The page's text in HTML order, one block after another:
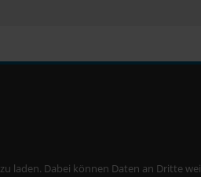
zu laden. Dabei können Daten an Dritte